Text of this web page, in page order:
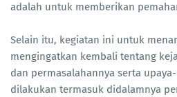
adalah untuk memberikan
Selain itu, kegiatan ini untuk
mengingatkan kembali tentang
dan permasalahannya serta
dilakukan termasuk didalamnya